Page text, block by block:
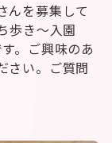
んを募集して
歩き〜入園
。ご興味のあ
さい。ご質問